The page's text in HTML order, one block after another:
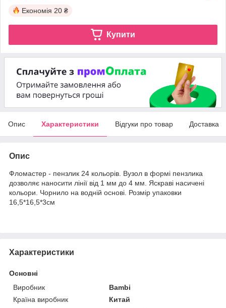
Економія 20 ₴
Купити
Опис Характеристики Відгуки про товар Доставка
Опис
Фломастер - пензлик 24 кольорів. Вузол в формі пензлика
дозволяє наносити лінії від 1 мм до 4 мм. Яскраві насичені
кольори. Чорнило на водній основі. Розмір упаковки
16,5*16,5*3см
Характеристики
Основні
Виробник
Bambi
Країна виробник
Китай